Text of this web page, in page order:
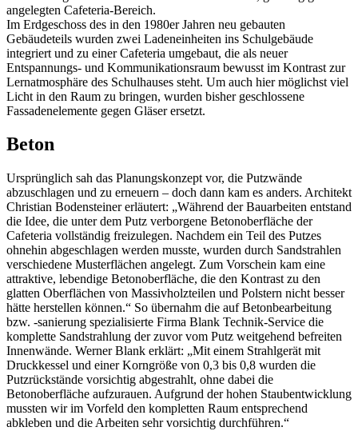
angelegten Cafeteria-Bereich.
Im Erdgeschoss des in den 1980er Jahren neu gebauten
Gebäudeteils wurden zwei Ladeneinheiten ins Schulgebäude
integriert und zu einer Cafeteria umgebaut, die als neuer
Entspannungs- und Kommunikationsraum bewusst im Kontrast zur
Lernatmosphäre des Schulhauses steht. Um auch hier möglichst viel
Licht in den Raum zu bringen, wurden bisher geschlossene
Fassadenelemente gegen Gläser ersetzt.
Beton
Ursprünglich sah das Planungskonzept vor, die Putzwände
abzuschlagen und zu erneuern – doch dann kam es anders. Architekt
Christian Bodensteiner erläutert: „Während der Bauarbeiten entstand
die Idee, die unter dem Putz verborgene Betonoberfläche der
Cafeteria vollständig freizulegen. Nachdem ein Teil des Putzes
ohnehin abgeschlagen werden musste, wurden durch Sandstrahlen
verschiedene Musterflächen angelegt. Zum Vorschein kam eine
attraktive, lebendige Betonoberfläche, die den Kontrast zu den
glatten Oberflächen von Massivholzteilen und Polstern nicht besser
hätte herstellen können.“ So übernahm die auf Betonbearbeitung
bzw. -sanierung spezialisierte Firma Blank Technik-Service die
komplette Sandstrahlung der zuvor vom Putz weitgehend befreiten
Innenwände. Werner Blank erklärt: „Mit einem Strahlgerät mit
Druckkessel und einer Korngröße von 0,3 bis 0,8 wurden die
Putzrückstände vorsichtig abgestrahlt, ohne dabei die
Betonoberfläche aufzurauen. Aufgrund der hohen Staubentwicklung
mussten wir im Vorfeld den kompletten Raum entsprechend
abkleben und die Arbeiten sehr vorsichtig durchführen.“